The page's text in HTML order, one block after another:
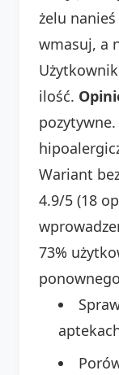
żelu
wmasuj, a
ilość.
Wariant
4.9/5 (18
73%